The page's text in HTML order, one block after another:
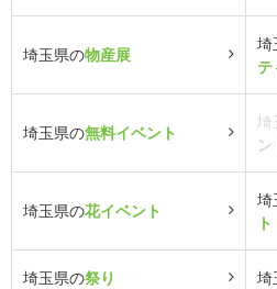
埼玉県の物産展
埼
テ
埼玉県の無料イベント
埼
ン
埼玉県の花イベント
埼
ト
埼玉県の祭り 埼